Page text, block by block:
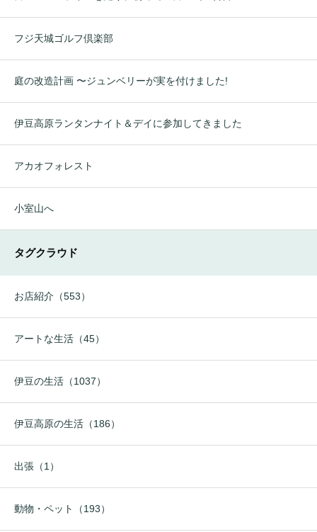
フジ天城ゴルフ倶楽部
庭の改造計画 〜ジュンベリーが実を付けました!
伊豆高原ランタンナイト＆デイに参加してきました
アカオフォレスト
小室山へ
タグクラウド
お店紹介（553）
アートな生活（45）
伊豆の生活（1037）
伊豆高原の生活（186）
出張（1）
動物・ペット（193）